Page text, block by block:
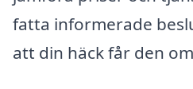
fatta informerade
att din häck får den